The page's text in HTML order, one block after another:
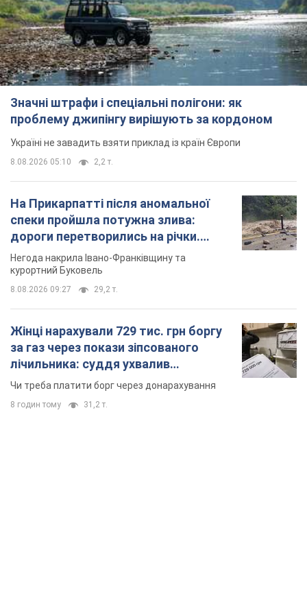
Значні штрафи і спеціальні полігони: як
проблему джипінгу вирішують за кордоном
Україні не завадить взяти приклад із країн Європи
8.08.2026 05:10 2,2 т.
На Прикарпатті після аномальної
спеки пройшла потужна злива:
дороги перетворились на річки.
Відео
Негода накрила Івано-Франківщину та
курортний Буковель
8.08.2026 09:27 29,2 т.
Жінці нарахували 729 тис. грн боргу
за газ через покази зіпсованого
лічильника: суддя ухвалив
неочікуване рішення
Чи треба платити борг через донарахування
8 годин тому 31,2 т.